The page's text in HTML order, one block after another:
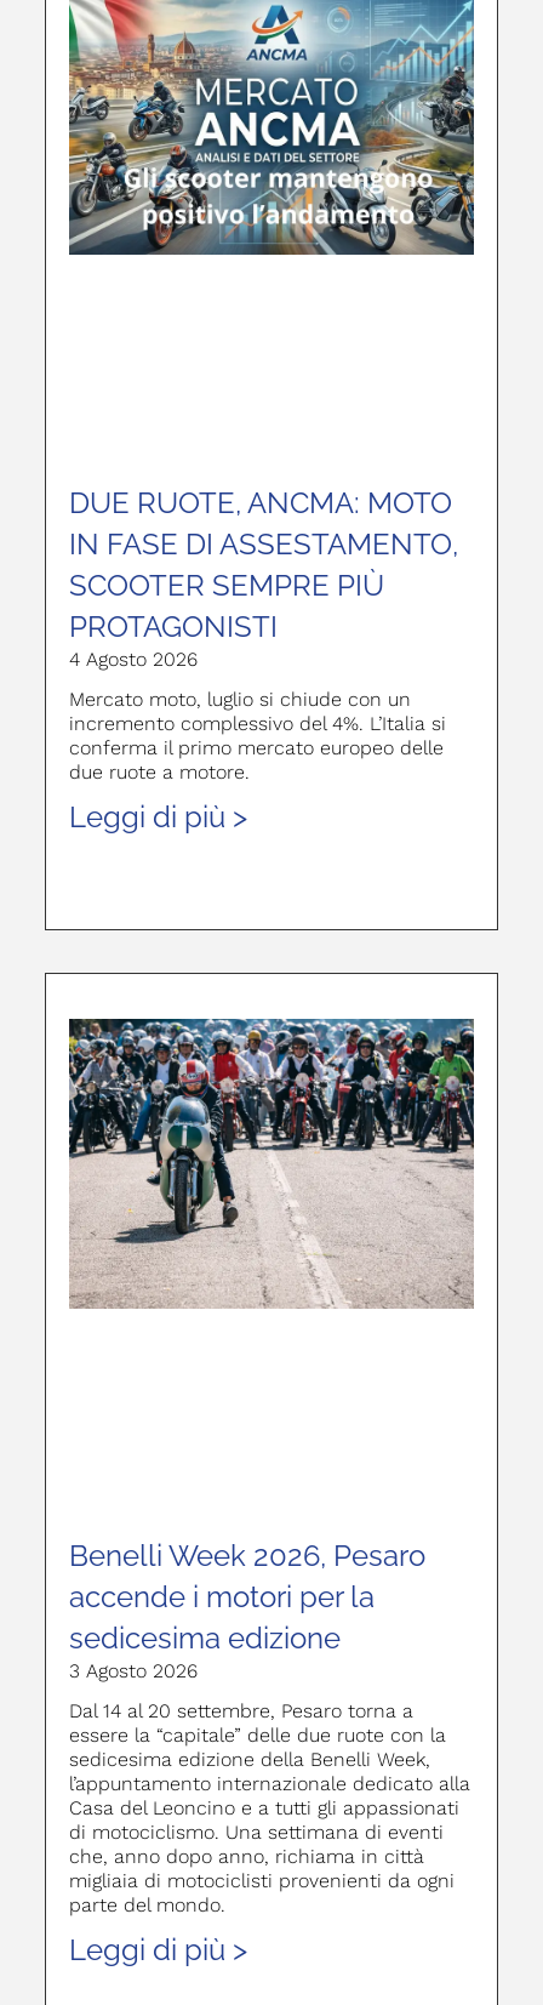
DUE RUOTE, ANCMA: MOTO
IN FASE DI ASSESTAMENTO,
SCOOTER SEMPRE PIÙ
PROTAGONISTI
4 Agosto 2026
Mercato moto, luglio si chiude con un
incremento complessivo del 4%. L’Italia si
conferma il primo mercato europeo delle
due ruote a motore.
Leggi di più >
Benelli Week 2026, Pesaro
accende i motori per la
sedicesima edizione
3 Agosto 2026
Dal 14 al 20 settembre, Pesaro torna a
essere la “capitale” delle due ruote con la
sedicesima edizione della Benelli Week,
l’appuntamento internazionale dedicato alla
Casa del Leoncino e a tutti gli appassionati
di motociclismo. Una settimana di eventi
che, anno dopo anno, richiama in città
migliaia di motociclisti provenienti da ogni
parte del mondo.
Leggi di più >